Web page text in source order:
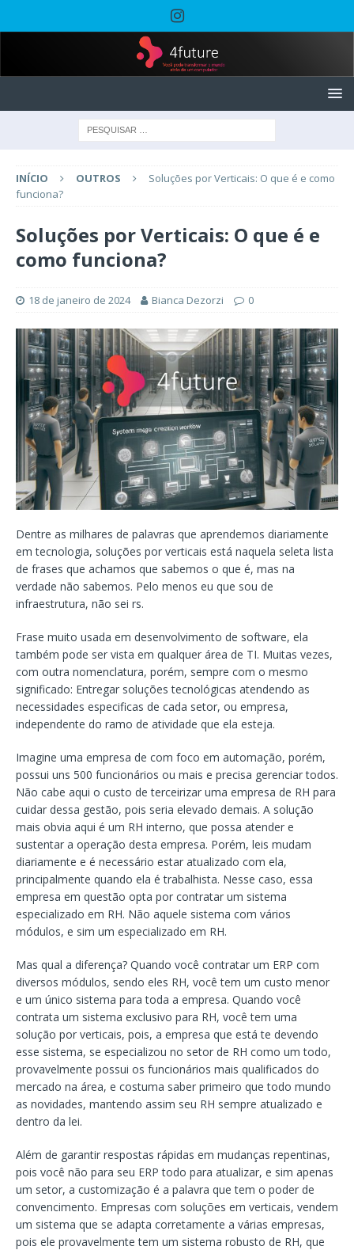
INÍCIO OUTROS
Soluções por Verticais: O que é e como
funciona?
Soluções por Verticais: O que é e
como funciona?
18 de janeiro de 2024 Bianca Dezorzi 0
Dentre as milhares de palavras que aprendemos diariamente
em tecnologia, soluções por verticais está naquela seleta lista
de frases que achamos que sabemos o que é, mas na
verdade não sabemos. Pelo menos eu que sou de
infraestrutura, não sei rs.
Frase muito usada em desenvolvimento de software, ela
também pode ser vista em qualquer área de TI. Muitas vezes,
com outra nomenclatura, porém, sempre com o mesmo
significado: Entregar soluções tecnológicas atendendo as
necessidades especificas de cada setor, ou empresa,
independente do ramo de atividade que ela esteja.
Imagine uma empresa de com foco em automação, porém,
possui uns 500 funcionários ou mais e precisa gerenciar todos.
Não cabe aqui o custo de terceirizar uma empresa de RH para
cuidar dessa gestão, pois seria elevado demais. A solução
mais obvia aqui é um RH interno, que possa atender e
sustentar a operação desta empresa. Porém, leis mudam
diariamente e é necessário estar atualizado com ela,
principalmente quando ela é trabalhista. Nesse caso, essa
empresa em questão opta por contratar um sistema
especializado em RH. Não aquele sistema com vários
módulos, e sim um especializado em RH.
Mas qual a diferença? Quando você contratar um ERP com
diversos módulos, sendo eles RH, você tem um custo menor
e um único sistema para toda a empresa. Quando você
contrata um sistema exclusivo para RH, você tem uma
solução por verticais, pois, a empresa que está te devendo
esse sistema, se especializou no setor de RH como um todo,
provavelmente possui os funcionários mais qualificados do
mercado na área, e costuma saber primeiro que todo mundo
as novidades, mantendo assim seu RH sempre atualizado e
dentro da lei.
Além de garantir respostas rápidas em mudanças repentinas,
pois você não para seu ERP todo para atualizar, e sim apenas
um setor, a customização é a palavra que tem o poder de
convencimento. Empresas com soluções em verticais, vendem
um sistema que se adapta corretamente a várias empresas,
pois ele provavelmente tem um sistema robusto de RH, que